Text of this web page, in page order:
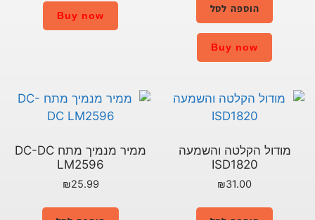
הוספה לסל
Buy now
Buy now
מודול הקלטה והשמעה
ISD1820
₪31.00
ממיר מנמיך מתח DC-DC
LM2596
₪25.99